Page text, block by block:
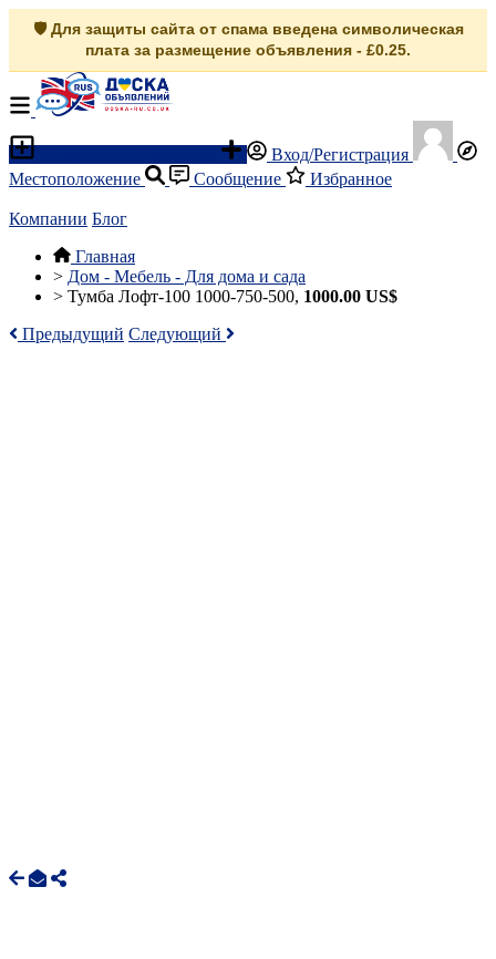
🛡️ Для защиты сайта от спама введена символическая
плата за размещение объявления - £0.25.
Вход/Регистрация
Местоположение
Сообщение Избранное
Компании Блог
Главная
> Дом - Мебель - Для дома и сада
> Тумба Лофт-100 1000-750-500, 1000.00 US$
Предыдущий Следующий